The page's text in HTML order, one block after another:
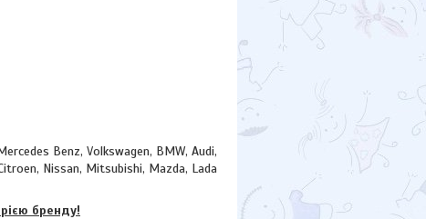
Benz, Volkswagen, BMW, Audi,
Nissan, Mitsubishi, Mazda, Lada
бренду!